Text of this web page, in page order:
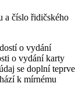
a číslo řidičského
o vydání
o vydání karty
se doplní teprve
k mírnému